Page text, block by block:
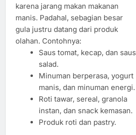
karena jarang makan makanan
manis. Padahal, sebagian besar
gula justru datang dari produk
olahan. Contohnya:
Saus tomat, kecap, dan saus
salad.
Minuman berperasa, yogurt
manis, dan minuman energi.
Roti tawar, sereal, granola
instan, dan snack kemasan.
Produk roti dan pastry.